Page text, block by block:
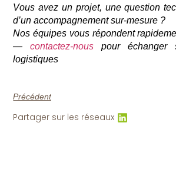
Vous avez un projet, une question
d’un accompagnement sur-mesure ?
Nos équipes vous répondent
—contactez-nous
pour échanger
logistiques
Précédent
Partager sur les réseaux